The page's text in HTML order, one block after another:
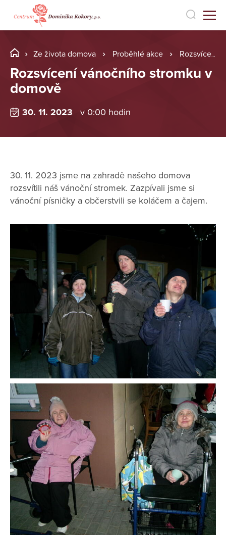
Ze života domova Proběhlé akce Rozsvícení vánočního stromku v domově
Rozsvícení vánočního stromku v
domově
30. 11. 2023 v 0:00 hodin
30. 11. 2023 jsme na zahradě našeho domova
rozsvítili náš vánoční stromek. Zazpívali jsme si
vánoční písničky a občerstvili se koláčem a čajem.